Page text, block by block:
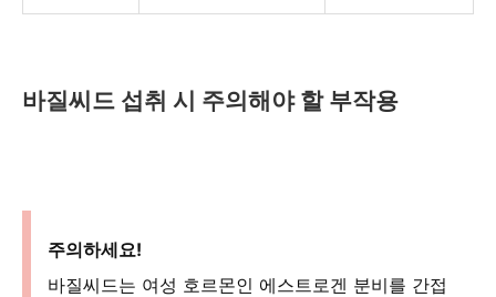
바질씨드 섭취 시 주의해야 할 부작용
주의하세요!
바질씨드는 여성 호르몬인 에스트로겐 분비를 간접